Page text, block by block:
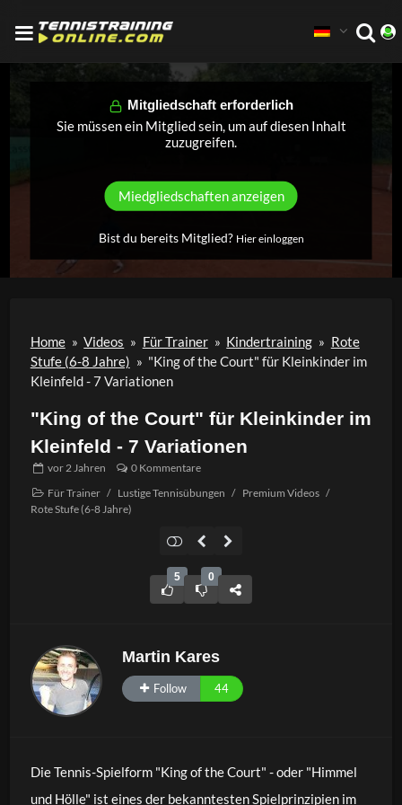
Mitgliedschaft erforderlich
Sie müssen ein Mitglied sein, um auf diesen Inhalt
zuzugreifen.
Miedgliedschaften anzeigen
Bist du bereits Mitglied? Hier einloggen
Home » Videos » Für Trainer » Kindertraining » Rote
Stufe (6-8 Jahre) » "King of the Court" für Kleinkinder im
Kleinfeld - 7 Variationen
"King of the Court" für Kleinkinder im
Kleinfeld - 7 Variationen
vor2 Jahren
0 Kommentare
Für Trainer / Lustige Tennisübungen / Premium Videos /
Rote Stufe (6-8 Jahre)
5 0
Martin Kares
Follow 44
Die Tennis-Spielform "King of the Court" - oder "Himmel
und Hölle" ist eines der bekanntesten Spielprinzipien im